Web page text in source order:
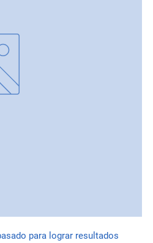
para lograr resultados